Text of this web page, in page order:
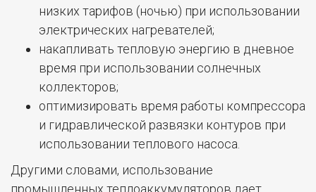
низких тарифов (ночью) при использовании
электрических нагревателей;
накапливать тепловую энергию в дневное
время при использовании солнечных
коллекторов;
оптимизировать время работы компрессора
и гидравлической развязки контуров при
использовании теплового насоса.
Другими словами, использование
промышленных теплоаккумуляторов дает